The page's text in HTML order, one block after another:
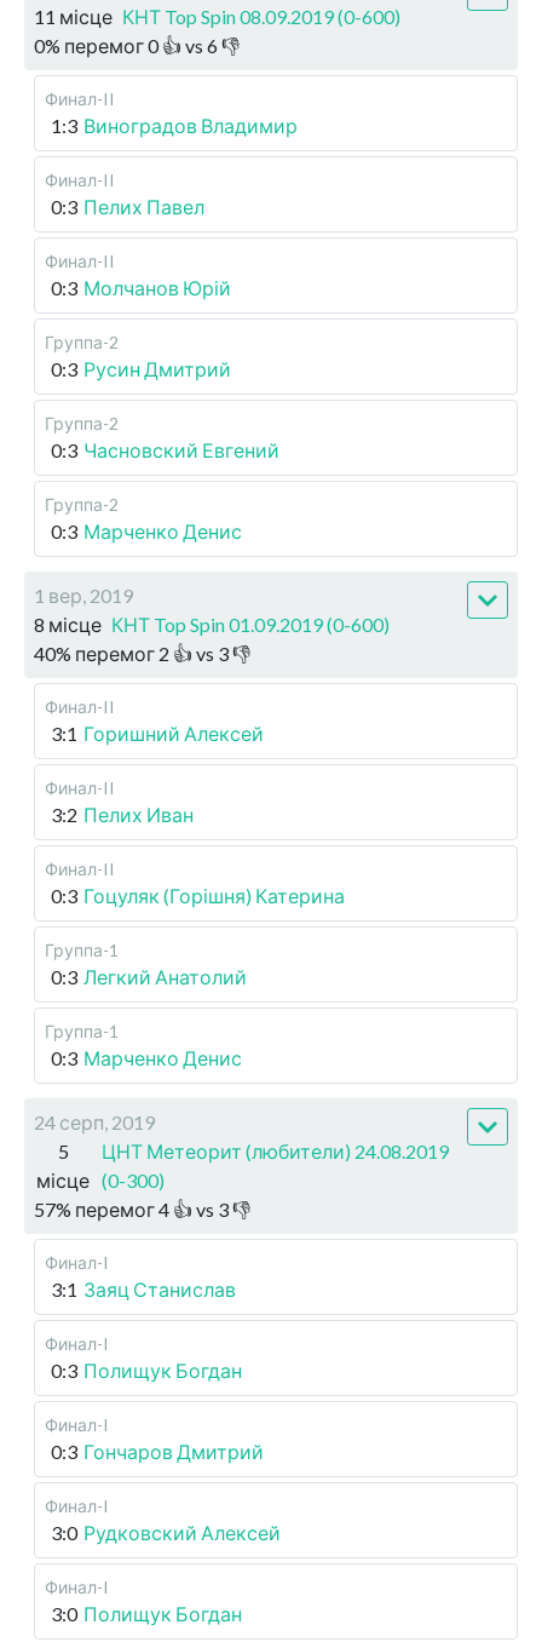
11 місце КНТ Top Spin 08.09.2019 (0-600)
0% перемог0👍 vs 6👎
Финал-II
1:3 Виноградов Владимир
Финал-II
0:3 Пелих Павел
Финал-II
0:3 Молчанов Юрій
Группа-2
0:3 Русин Дмитрий
Группа-2
0:3 Часновский Евгений
Группа-2
0:3 Марченко Денис
1 вер, 2019
8 місце КНТ Top Spin 01.09.2019 (0-600)
40% перемог 2 👍 vs 3👎
Финал-II
3:1 Горишний Алексей
Финал-II
3:2 Пелих Иван
Финал-II
0:3 Гоцуляк (Горішня) Катерина
Группа-1
0:3 Легкий Анатолий
Группа-1
0:3 Марченко Денис
24 серп, 2019
5
місце
ЦНТ Метеорит (любители) 24.08.2019
(0-300)
57% перемог4 👍 vs 3👎
Финал-I
3:1 Заяц Станислав
Финал-I
0:3 Полищук Богдан
Финал-I
0:3 Гончаров Дмитрий
Финал-I
3:0 Рудковский Алексей
Финал-I
3:0 Полищук Богдан